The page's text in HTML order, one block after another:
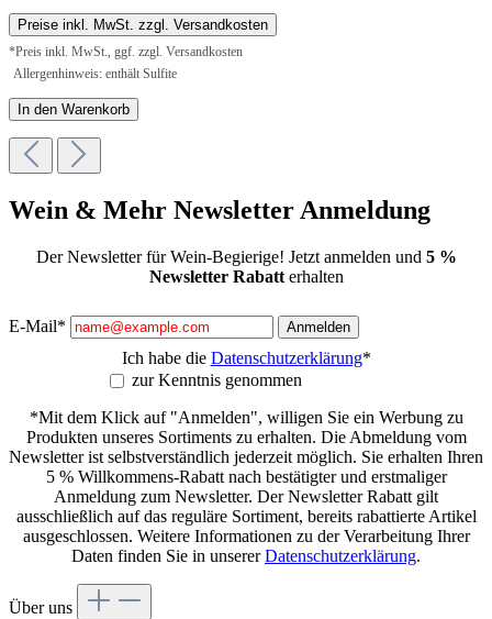
Preise inkl. MwSt. zzgl. Versandkosten
*Preis inkl. MwSt., ggf. zzgl. Versandkosten
Allergenhinweis: enthält Sulfite
In den Warenkorb
Wein & Mehr Newsletter Anmeldung
Der Newsletter für Wein-Begierige! Jetzt anmelden und 5 %
Newsletter Rabatterhalten
E-Mail* Anmelden
Ich habe die Datenschutzerklärung*
zur Kenntnis genommen
*Mit dem Klick auf "Anmelden", willigen Sie ein Werbung zu
Produkten unseres Sortiments zu erhalten. Die Abmeldung vom
Newsletter ist selbstverständlich jederzeit möglich. Sie erhalten Ihren
5 % Willkommens-Rabatt nach bestätigter und erstmaliger
Anmeldung zum Newsletter. Der Newsletter Rabatt gilt
ausschließlich auf das reguläre Sortiment, bereits rabattierte Artikel
ausgeschlossen. Weitere Informationen zu der Verarbeitung Ihrer
Daten finden Sie in unsererDatenschutzerklärung.
Über uns